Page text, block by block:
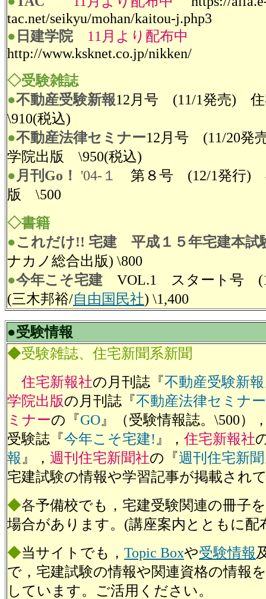
tac.net/seikyu/mohan/kaitou-j.php3
● 日建学院
11月より配布中
http://www.ksknet.co.jp/nikken/
◇受験雑誌
●不動産受験新報12月号 (11/1発売)
\910(税込)
●不動産法律セミナー12月号 (11/20発
学院出版 \950(税込)
● 月刊Go！ '04-１ 第８号 (12/1発行)
版 \500
◇書籍
●これだけ!! 宅建
平成１５年宅建本試
ナカノ総合出版) \800
●今年こそ宅建 VOL.1 スタート号
(三木邦裕/自由国民社) \1,400
●受験情報
◆受験雑誌、住宅新聞系新聞
住宅新報社の月刊誌『不動産受験新報
学院出版の月刊誌『不動産法律セミナー
ミナーの『GO 』（受験情報誌。\500）
受験誌『今年こそ宅建! 』， 住宅新報社
報 』， 週刊住宅新聞社の『週刊住宅新聞
宅建試験の情報や学習記事が掲載され
◆各予備校でも，宅建受験関連の冊子
場合があります。(講座案内とともに配
◆当サイトでも， Topic Boxや受験情報
で，宅建試験の情報や関連資格の情報
しています。ご活用ください。